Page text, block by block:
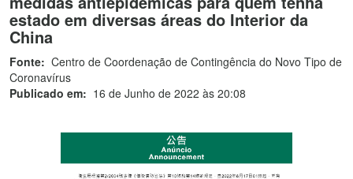
estado em diversas áreas do Interior da
China
Fonte: Centro de Coordenação de Contingência do Novo Tipo de
Coronavírus
Publicado em: 16 de Junho de 2022 às 20:08